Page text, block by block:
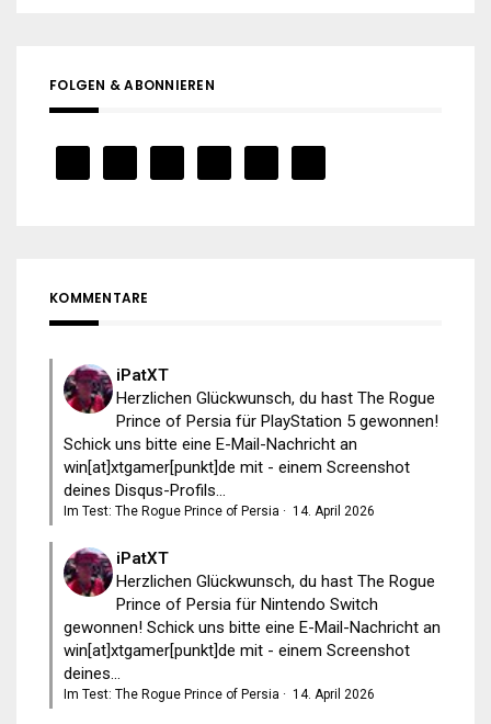
FOLGEN & ABONNIEREN
KOMMENTARE
iPatXT
Herzlichen Glückwunsch, du hast The Rogue
Prince of Persia für PlayStation 5 gewonnen!
Schick uns bitte eine E-Mail-Nachricht an
win[at]xtgamer[punkt]de mit - einem Screenshot
deines Disqus-Profils...
Im Test: The Rogue Prince of Persia · 14. April 2026
iPatXT
Herzlichen Glückwunsch, du hast The Rogue
Prince of Persia für Nintendo Switch
gewonnen! Schick uns bitte eine E-Mail-Nachricht an
win[at]xtgamer[punkt]de mit - einem Screenshot
deines...
Im Test: The Rogue Prince of Persia · 14. April 2026